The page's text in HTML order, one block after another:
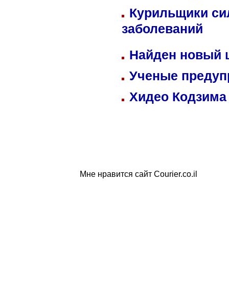
Курильщики
заболеваний
Найден
Ученые
Хидео
Мне нравится сайт Courier.co.il